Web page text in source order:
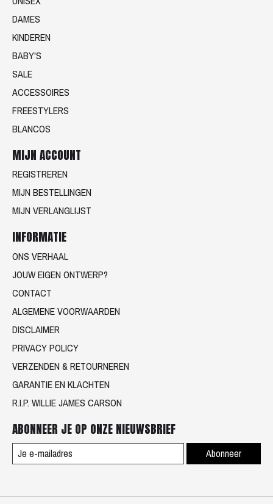
DAMES
KINDEREN
BABY'S
SALE
ACCESSOIRES
FREESTYLERS
BLANCOS
MIJN ACCOUNT
REGISTREREN
MIJN BESTELLINGEN
MIJN VERLANGLIJST
INFORMATIE
ONS VERHAAL
JOUW EIGEN ONTWERP?
CONTACT
ALGEMENE VOORWAARDEN
DISCLAIMER
PRIVACY POLICY
VERZENDEN & RETOURNEREN
GARANTIE EN KLACHTEN
R.I.P. WILLIE JAMES CARSON
ABONNEER JE OP ONZE NIEUWSBRIEF
Abonneer